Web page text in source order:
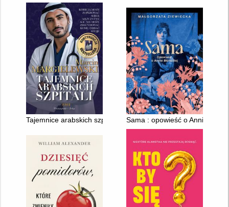
Tajemnice arabskich szpitali. T. 2Sama : opowieść o Annie